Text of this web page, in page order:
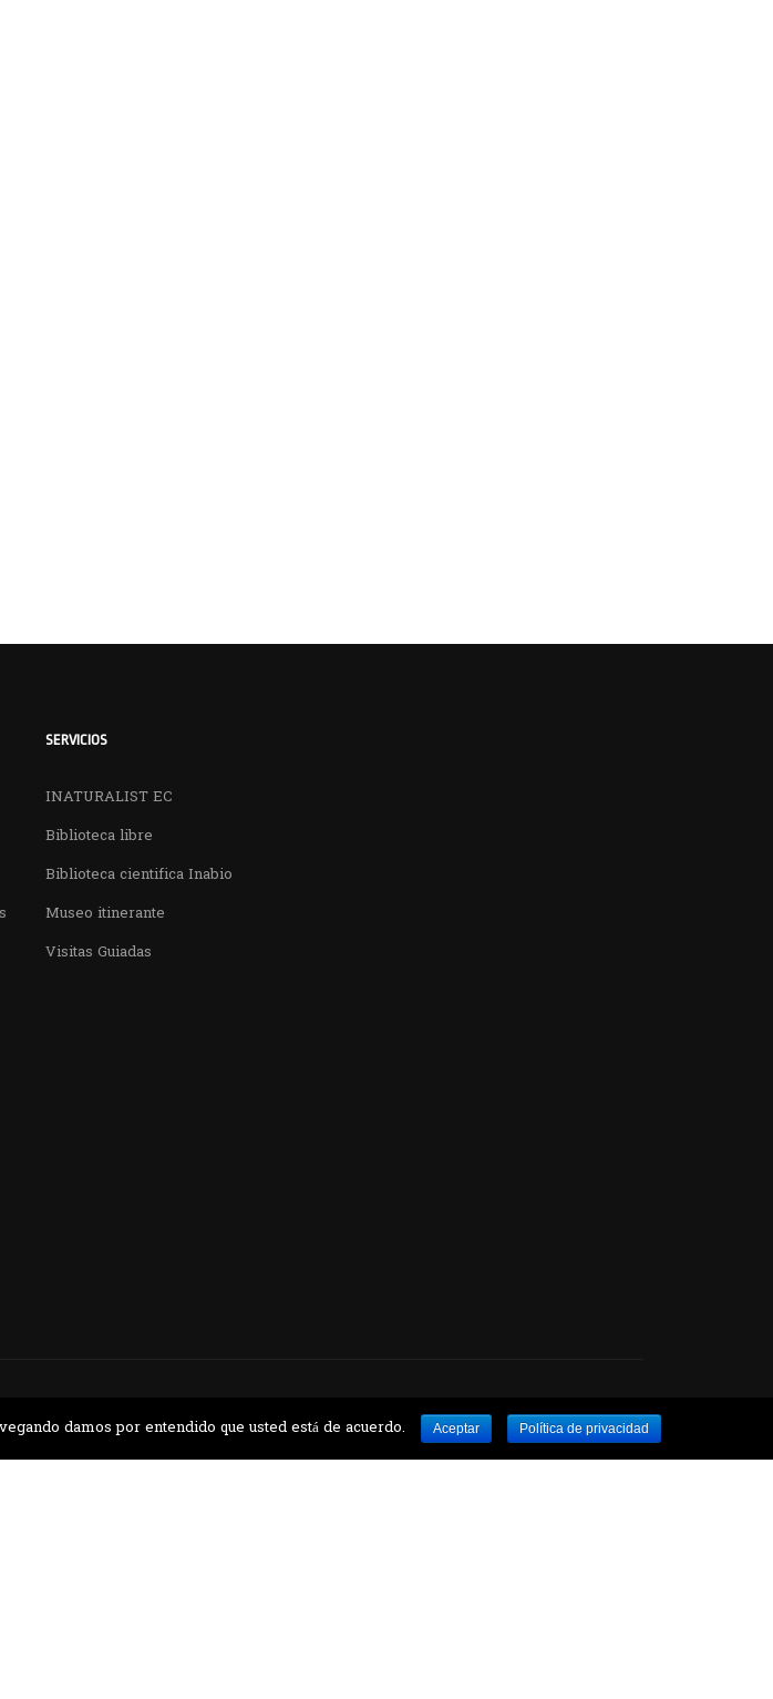
SERVICIOS
INATURALIST EC
Biblioteca libre
Biblioteca cientifica Inabio
Museo itinerante
Visitas Guiadas
damos por entendido que usted está de acuerdo. Aceptar Política de privacidad